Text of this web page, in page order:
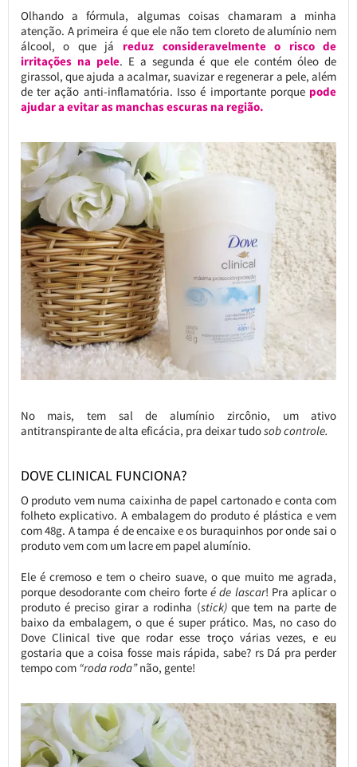
Olhando a fórmula, algumas coisas chamaram a minha
atenção. A primeira é que ele não tem cloreto de alumínio nem
álcool, o que já reduz consideravelmente o risco de
irritações na pele. E a segunda é que ele contém óleo de
girassol, que ajuda a acalmar, suavizar e regenerar a pele, além
de ter ação anti-inflamatória. Isso é importante porque pode
ajudar a evitar as manchas escuras na região.
No mais, tem sal de alumínio zircônio, um ativo
antitranspirante de alta eficácia, pra deixar tudosob controle.
DOVE CLINICAL FUNCIONA?
O produto vem numa caixinha de papel cartonado e conta com
folheto explicativo. A embalagem do produto é plástica e vem
com 48g. A tampa é de encaixe e os buraquinhos por onde sai o
produto vem com um lacre em papel alumínio.
Ele é cremoso e tem o cheiro suave, o que muito me agrada,
porque desodorante com cheiro forte é de lascar! Pra aplicar o
produto é preciso girar a rodinha (stick)que tem na parte de
baixo da embalagem, o que é super prático. Mas, no caso do
Dove Clinical tive que rodar esse troço várias vezes, e eu
gostaria que a coisa fosse mais rápida, sabe? rs Dá pra perder
tempo com “roda roda”não, gente!